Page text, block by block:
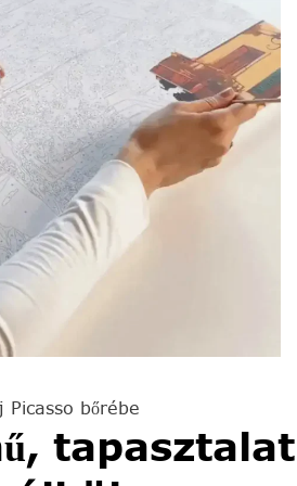
Picasso bőrébe
tapasztalat